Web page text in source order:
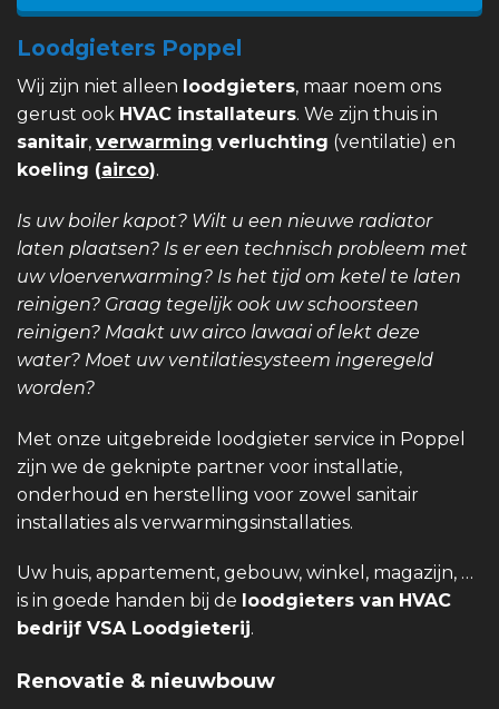
Loodgieters Poppel
Wij zijn niet alleen loodgieters, maar noem ons
gerust ook HVAC installateurs. We zijn thuis in
sanitair, verwarming verluchting (ventilatie) en
koeling (airco).
Is uw boiler kapot? Wilt u een nieuwe radiator
laten plaatsen? Is er een technisch probleem met
uw vloerverwarming? Is het tijd om ketel te laten
reinigen? Graag tegelijk ook uw schoorsteen
reinigen? Maakt uw airco lawaai of lekt deze
water? Moet uw ventilatiesysteem ingeregeld
worden?
Met onze uitgebreide loodgieter service in Poppel
zijn we de geknipte partner voor installatie,
onderhoud en herstelling voor zowel sanitair
installaties als verwarmingsinstallaties.
Uw huis, appartement, gebouw, winkel, magazijn, …
is in goede handen bij de loodgieters van HVAC
bedrijf VSA Loodgieterij.
Renovatie & nieuwbouw